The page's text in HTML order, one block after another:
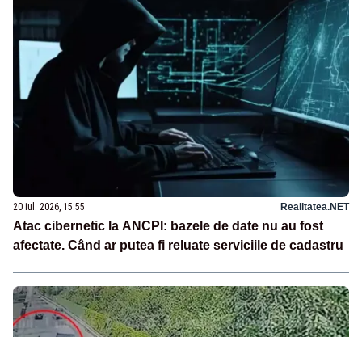
20 iul. 2026, 15:55 Realitatea.NET
Atac cibernetic la ANCPI: bazele de date nu au fost
afectate. Când ar putea fi reluate serviciile de cadastru